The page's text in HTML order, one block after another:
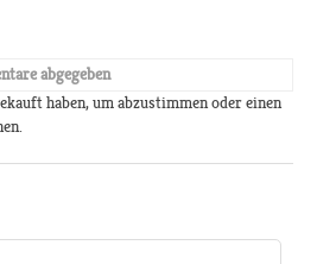
abgegeben
haben, um abzustimmen oder einen